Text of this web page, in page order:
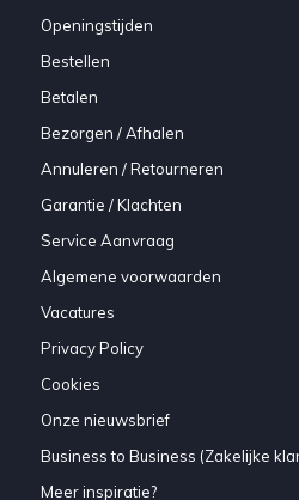
Openingstijden
Bestellen
Betalen
Bezorgen / Afhalen
Annuleren / Retourneren
Garantie / Klachten
Service Aanvraag
Algemene voorwaarden
Vacatures
Privacy Policy
Cookies
Onze nieuwsbrief
Business to Business (Zakelijke
Meer inspiratie?